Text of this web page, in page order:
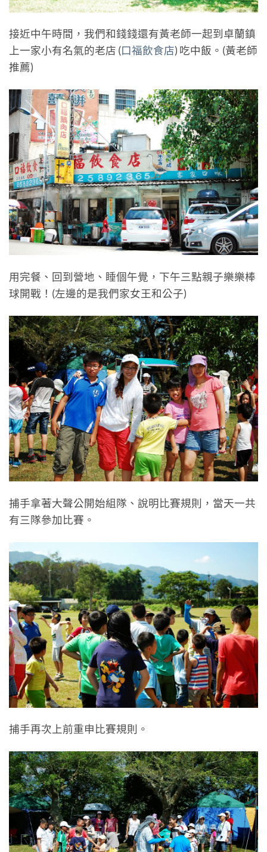
接近中午時間，我們和錢錢還有黃老師一起到卓蘭鎮
上一家小有名氣的老店 (口福飲食店) 吃中飯。(黃老師
推薦)
用完餐、回到營地、睡個午覺，下午三點親子樂樂棒
球開戰！(左邊的是我們家女王和公子)
捕手拿著大聲公開始組隊、說明比賽規則，當天一共
有三隊參加比賽。
捕手再次上前重申比賽規則。